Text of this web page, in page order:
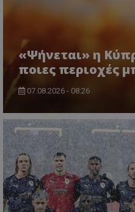
«Ψήνεται» η
ποιες περιοχές
07.08.2026 - 08:26